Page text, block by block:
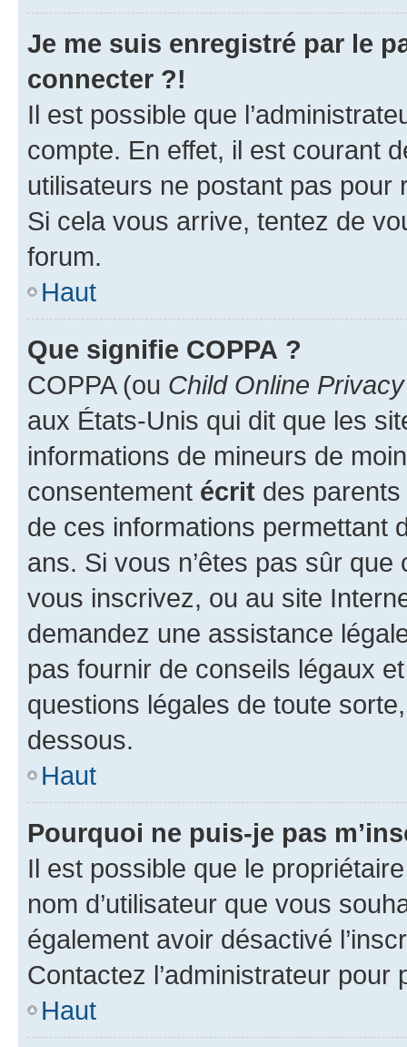
Je me suis enregistré par le
connecter ?!
Il est possible que
compte. En effet, il est courant
utilisateurs ne postant pas pour
Si cela vous arrive, tentez de
forum.
Haut
Que signifie COPPA ?
COPPA (ou Child Online
aux États-Unis qui dit que les
informations de mineurs de
consentement écrit des parents
de ces informations permettant
ans. Si vous n’êtes pas sûr
vous inscrivez, ou au site
demandez une assistance
pas fournir de conseils légaux
questions légales de toute
dessous.
Haut
Pourquoi ne puis-je pas
Il est possible que le
nom d’utilisateur que vous
également avoir désactivé
Contactez l’administrateur
Haut